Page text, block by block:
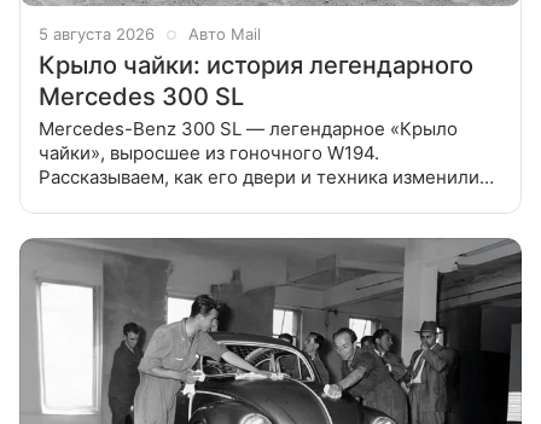
5 августа 2026 Авто Mail
Крыло чайки: история легендарного
Mercedes 300 SL
Mercedes-Benz 300 SL — легендарное «Крыло
чайки», выросшее из гоночного W194.
Рассказываем, как его двери и техника изменили